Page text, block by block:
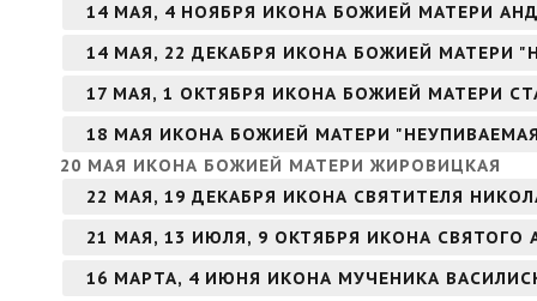
14 МАЯ, 4 НОЯБРЯ ИКОНА БОЖИЕЙ МАТЕРИ
14 МАЯ, 22 ДЕКАБРЯ ИКОНА БОЖИЕЙ МАТЕРИ
17 МАЯ, 1 ОКТЯБРЯ ИКОНА БОЖИЕЙ МАТЕРИ
18 МАЯ ИКОНА БОЖИЕЙ МАТЕРИ
20 МАЯ ИКОНА БОЖИЕЙ МАТЕРИ ЖИРОВИЦКАЯ
22 МАЯ, 19 ДЕКАБРЯ ИКОНА СВЯТИТЕЛЯ
21 МАЯ, 13 ИЮЛЯ, 9 ОКТЯБРЯ ИКОНА
16 МАРТА, 4 ИЮНЯ ИКОНА МУЧЕНИКА